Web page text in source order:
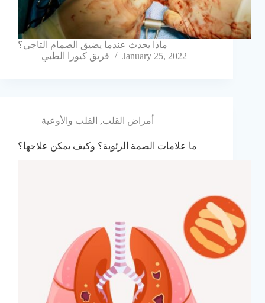
ماذا يحدث عندما يضيق الصمام التاجي؟
فريق كيورا الطبي
January 25, 2022
أمراض القلب, القلب والأوعية
ما علامات الصمة الرئوية؟ وكيف يمكن علاجها؟